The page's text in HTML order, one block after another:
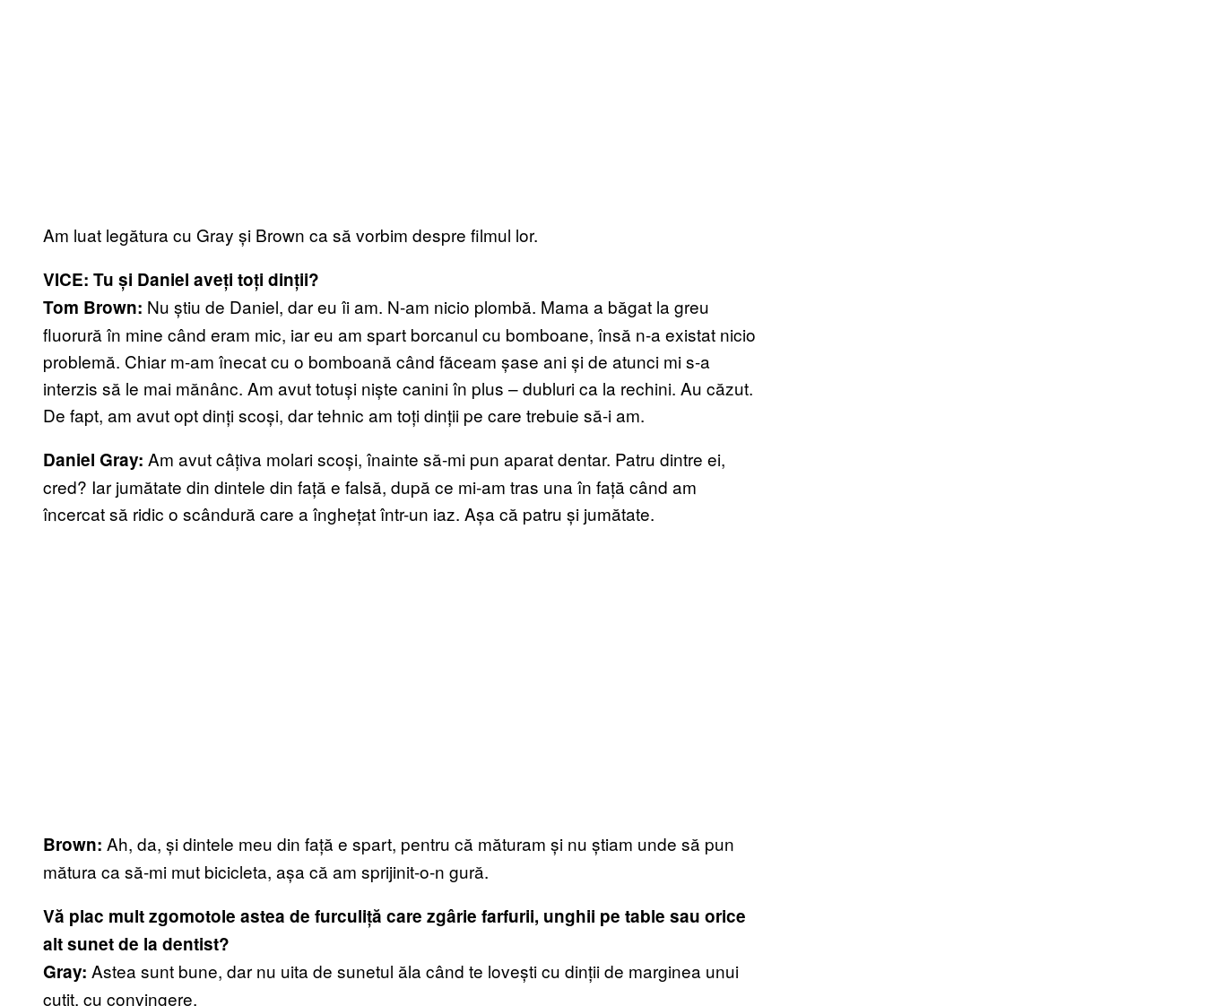
Am luat legătura cu Gray și Brown ca să vorbim despre filmul lor.
VICE: Tu și Daniel aveți toți dinții?
Tom Brown: Nu știu de Daniel, dar eu îi am. N-am nicio plombă. Mama a băgat la greu
fluorură în mine când eram mic, iar eu am spart borcanul cu bomboane, însă n-a existat nicio
problemă. Chiar m-am înecat cu o bomboană când făceam șase ani și de atunci mi s-a
interzis să le mai mănânc. Am avut totuși niște canini în plus – dubluri ca la rechini. Au căzut.
De fapt, am avut opt dinți scoși, dar tehnic am toți dinții pe care trebuie să-i am.
Daniel Gray: Am avut câțiva molari scoși, înainte să-mi pun aparat dentar. Patru dintre ei,
cred? Iar jumătate din dintele din față e falsă, după ce mi-am tras una în față când am
încercat să ridic o scândură care a înghețat într-un iaz. Așa că patru și jumătate.
Brown: Ah, da, și dintele meu din față e spart, pentru că măturam și nu știam unde să pun
mătura ca să-mi mut bicicleta, așa că am sprijinit-o-n gură.
Vă plac mult zgomotole astea de furculiță care zgârie farfurii, unghii pe table sau orice
alt sunet de la dentist?
Gray: Astea sunt bune, dar nu uita de sunetul ăla când te lovești cu dinții de marginea unui
cuțit, cu convingere.